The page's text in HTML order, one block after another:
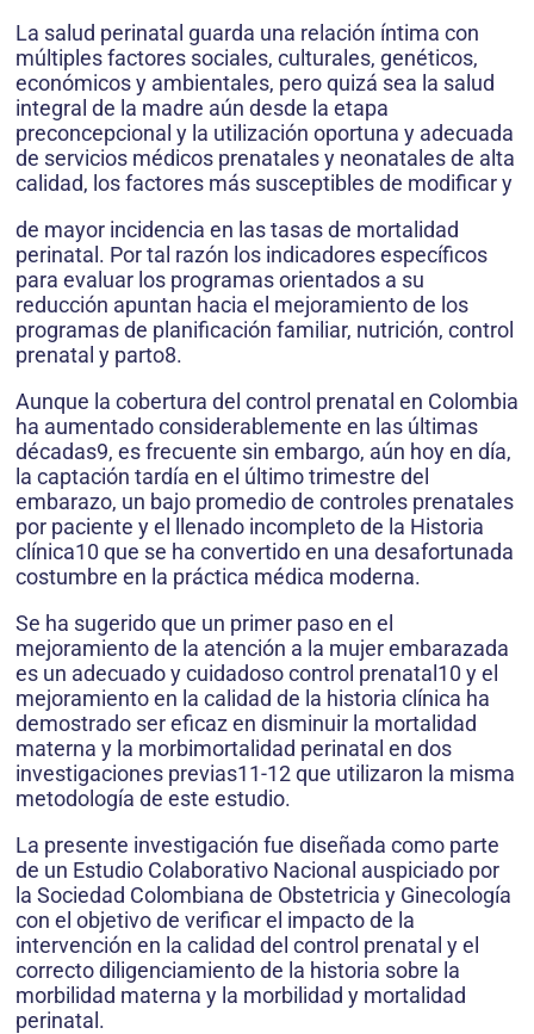
La salud perinatal guarda una relación íntima con
múltiples factores sociales, culturales, genéticos,
económicos y ambientales, pero quizá sea la salud
integral de la madre aún desde la etapa
preconcepcional y la utilización oportuna y adecuada
de servicios médicos prenatales y neonatales de alta
calidad, los factores más susceptibles de modificar y
de mayor incidencia en las tasas de mortalidad
perinatal. Por tal razón los indicadores específicos
para evaluar los programas orientados a su
reducción apuntan hacia el mejoramiento de los
programas de planificación familiar, nutrición, control
prenatal y parto8.
Aunque la cobertura del control prenatal en Colombia
ha aumentado considerablemente en las últimas
décadas9, es frecuente sin embargo, aún hoy en día,
la captación tardía en el último trimestre del
embarazo, un bajo promedio de controles prenatales
por paciente y el llenado incompleto de la Historia
clínica10 que se ha convertido en una desafortunada
costumbre en la práctica médica moderna.
Se ha sugerido que un primer paso en el
mejoramiento de la atención a la mujer embarazada
es un adecuado y cuidadoso control prenatal10 y el
mejoramiento en la calidad de la historia clínica ha
demostrado ser eficaz en disminuir la mortalidad
materna y la morbimortalidad perinatal en dos
investigaciones previas11-12 que utilizaron la misma
metodología de este estudio.
La presente investigación fue diseñada como parte
de un Estudio Colaborativo Nacional auspiciado por
la Sociedad Colombiana de Obstetricia y Ginecología
con el objetivo de verificar el impacto de la
intervención en la calidad del control prenatal y el
correcto diligenciamiento de la historia sobre la
morbilidad materna y la morbilidad y mortalidad
perinatal.